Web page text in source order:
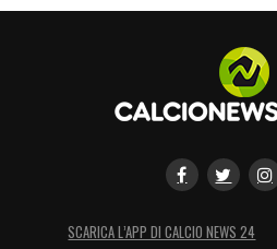
SCARICA L’APP DI CALCIO NEWS 24